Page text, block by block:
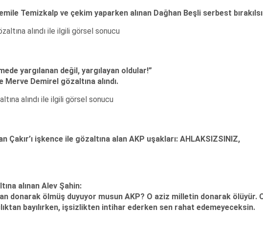
Temizkalp ve çekim yaparken alınan Dağhan Beşli serbest
yargılanan değil, yargılayan oldular!”
Demirel gözaltına alındı.
Çakır’ı işkence ile gözaltına alan AKP uşakları: AHLAKSIZSINIZ,
alınan Alev Şahin:
donarak ölmüş duyuyor musun AKP? O aziz milletin donarak ölüyür.
bayılırken, işsizlikten intihar ederken sen rahat edemeyeceksin.